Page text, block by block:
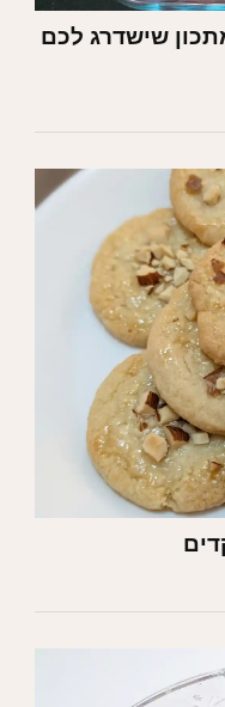
שישדרג לכם